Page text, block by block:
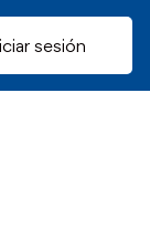
sesión